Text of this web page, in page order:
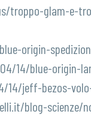
troppo-glam-e-
origin-
14/blue-origin-
14/jeff-bezos-
blog-